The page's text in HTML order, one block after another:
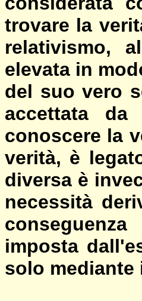
trovare la
relativismo,
elevata in
del suo vero
accettata
conoscere la
verità, è
diversa è
necessità
imposta
solo